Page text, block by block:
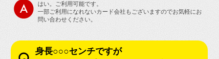
はい。ご利用可能です。
一部ご利用になれないカード会社もございますのでお気軽にお
問い合わせください。
身長○○○センチですが